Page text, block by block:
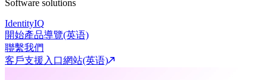
Software solutions
IdentityIQ
開始產品導覽(英语)
聯繫我們
客戶支援入口網站(英语)